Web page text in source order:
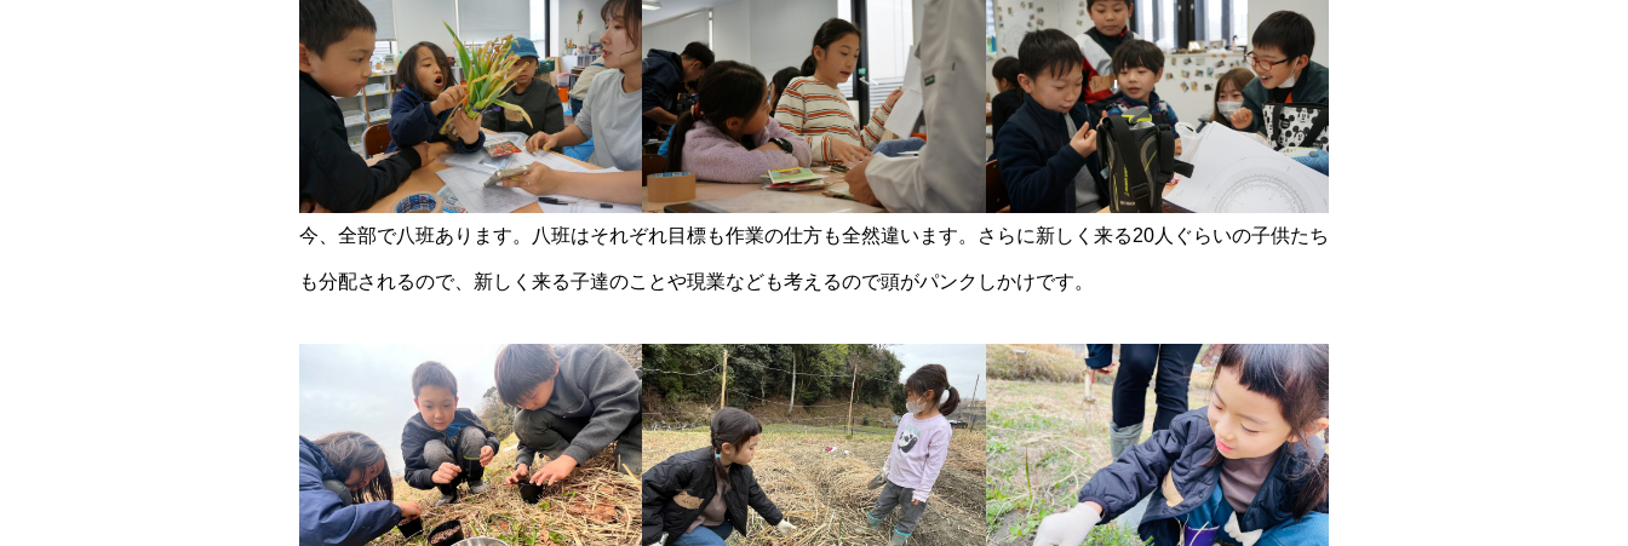
今、全部で八班あります。八班はそれぞれ目標も作業の仕方も全然違います。さらに新しく来る20人ぐらいの子供たち
も分配されるので、新しく来る子達のことや現業なども考えるので頭がパンクしかけです。